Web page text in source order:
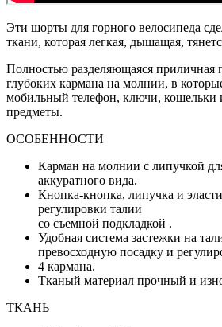
Эти шорты для горного велосипеда
ткани, которая легкая, дышащая,
Полностью разделяющаяся приличная
глубоких кармана на молнии, в
мобильный телефон, ключи, кошельки
предметы.
ОСОБЕННОСТИ
Карман на молнии с липучкой
аккуратного вида.
Кнопка-кнопка, липучка и
регулировки талии
со съемной подкладкой .
Удобная система застежки на
превосходную посадку и
4 кармана.
Тканый материал прочный и
ТКАНЬ